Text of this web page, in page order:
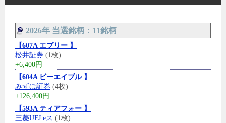
2026年 当選銘柄：11銘柄
【607A エブリー 】
松井証券 (1枚)
+6,400円
【604A ビーエイブル 】
みずほ証券 (4枚)
+126,400円
【593A ティアフォー 】
三菱UFJ eス (1枚)